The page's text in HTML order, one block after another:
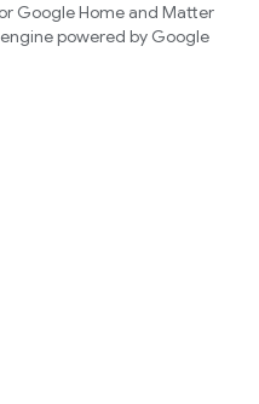
Google Home and Matter
powered by Google